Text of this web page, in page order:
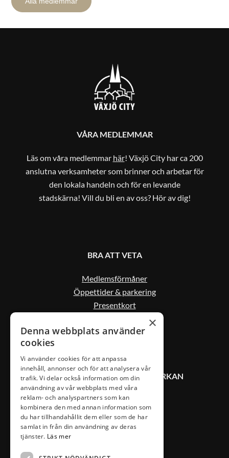
VÅRA MEDLEMMAR
Läs om våra medlemmar här! Växjö City har ca 200
anslutna verksamheter som brinner och arbetar för
den lokala handeln och för en levande
stadskärna! Vill du bli en av oss? Hör av dig!
BRA ATT VETA
Medlemsförmåner
Öppettider & parkering
Presentkort
KONTAKT VÄXJÖ CITYSAMVERKAN
0470-407 00
info@vaxjocity.com
×
Denna webbplats använder
cookies
Vi använder cookies för att anpassa
innehåll, annonser och för att analysera vår
trafik. Vi delar också information om din
användning av vår webbplats med våra
reklam- och analyspartners som kan
kombinera den med annan information som
du har tillhandahållit dem eller som de har
samlat in från din användning av deras
tjänster. Läs mer